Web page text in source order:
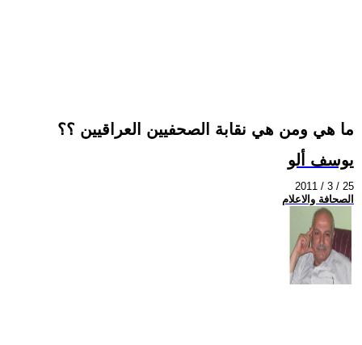
ما هي ومن هي نقابة الصحفيين العراقيين ؟؟
يوسف ألو
2011 / 3 / 25
الصحافة والاعلام